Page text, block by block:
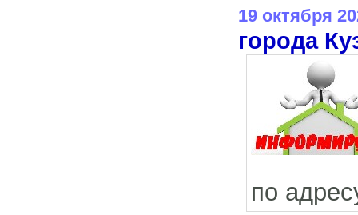
19 октября
города
по